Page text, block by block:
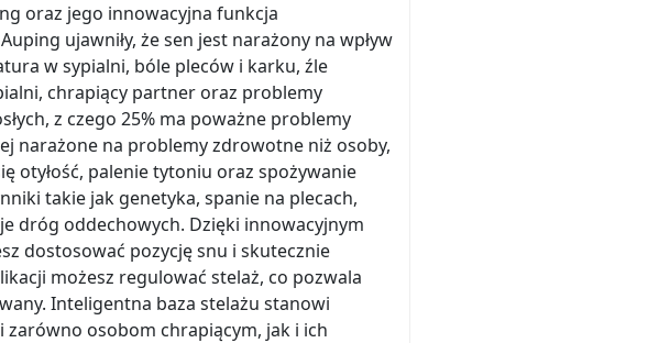
oraz jego innowacyjna funkcja
ujawniły, że sen jest narażony na wpływ
w sypialni, bóle pleców i karku, źle
chrapiący partner oraz problemy
z czego 25% ma poważne problemy
narażone na problemy zdrowotne niż osoby,
otyłość, palenie tytoniu oraz spożywanie
takie jak genetyka, spanie na plecach,
dróg oddechowych. Dzięki innowacyjnym
dostosować pozycję snu i skutecznie
możesz regulować stelaż, co pozwala
Inteligentna baza stelażu stanowi
osobom chrapiącym, jak i ich